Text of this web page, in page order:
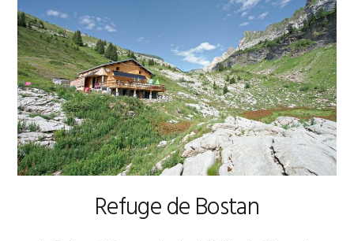
Refuge de Bostan